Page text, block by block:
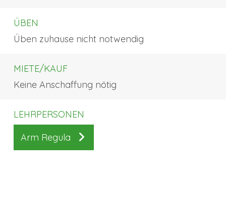
ÜBEN
Üben zuhause nicht notwendig
MIETE/KAUF
Keine Anschaffung nötig
LEHRPERSONEN
Arm Regula